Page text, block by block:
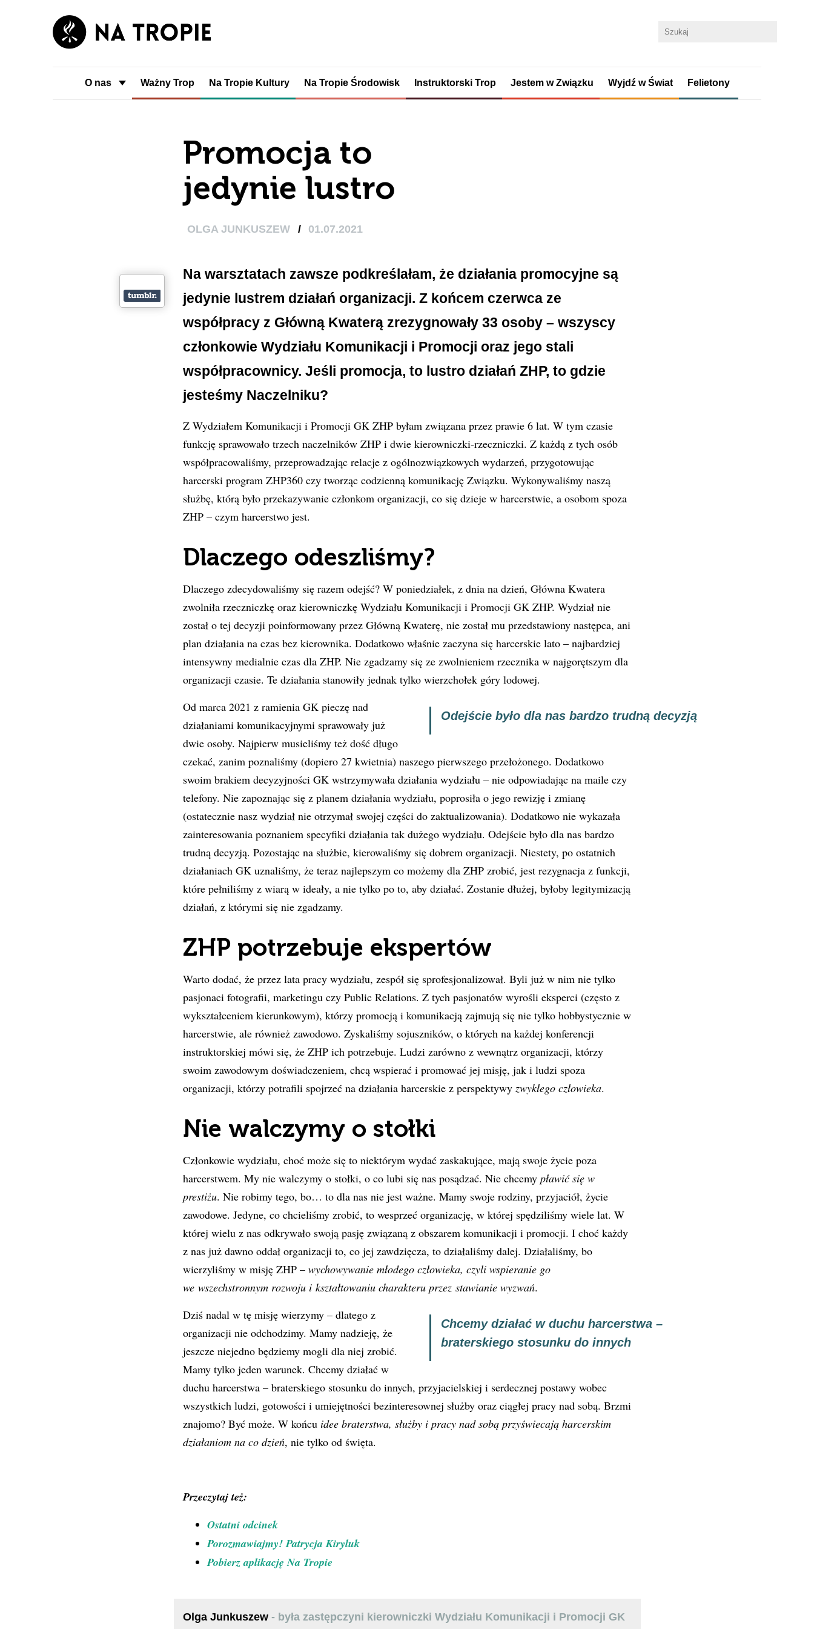
O nas Ważny Trop Na Tropie Kultury Na Tropie Środowisk Instruktorski Trop Jestem w Związku Wyjdź w Świat Felietony
Promocja to
jedynie lustro
OLGA JUNKUSZEW / 01.07.2021
Na warsztatach zawsze podkreślałam, że działania promocyjne są
jedynie lustrem działań organizacji. Z końcem czerwca ze
współpracy z Główną Kwaterą zrezygnowały 33 osoby – wszyscy
członkowie Wydziału Komunikacji i Promocji oraz jego stali
współpracownicy. Jeśli promocja, to lustro działań ZHP, to gdzie
jesteśmy Naczelniku?
Z Wydziałem Komunikacji i Promocji GK ZHP byłam związana przez prawie 6 lat. W tym czasie
funkcję sprawowało trzech naczelników ZHP i dwie kierowniczki-rzeczniczki. Z każdą z tych osób
współpracowaliśmy, przeprowadzając relacje z ogólnozwiązkowych wydarzeń, przygotowując
harcerski program ZHP360 czy tworząc codzienną komunikację Związku. Wykonywaliśmy naszą
służbę, którą było przekazywanie członkom organizacji, co się dzieje w harcerstwie, a osobom spoza
ZHP – czym harcerstwo jest.
Dlaczego odeszliśmy?
Dlaczego zdecydowaliśmy się razem odejść? W poniedziałek, z dnia na dzień, Główna Kwatera
zwolniła rzeczniczkę oraz kierowniczkę Wydziału Komunikacji i Promocji GK ZHP. Wydział nie
został o tej decyzji poinformowany przez Główną Kwaterę, nie został mu przedstawiony następca, ani
plan działania na czas bez kierownika. Dodatkowo właśnie zaczyna się harcerskie lato – najbardziej
intensywny medialnie czas dla ZHP. Nie zgadzamy się ze zwolnieniem rzecznika w najgorętszym dla
organizacji czasie. Te działania stanowiły jednak tylko wierzchołek góry lodowej.
Odejście było dla nas bardzo trudną decyzją
Od marca 2021 z ramienia GK pieczę nad
działaniami komunikacyjnymi sprawowały już
dwie osoby. Najpierw musieliśmy też dość długo
czekać, zanim poznaliśmy (dopiero 27 kwietnia) naszego pierwszego przełożonego. Dodatkowo
swoim brakiem decyzyjności GK wstrzymywała działania wydziału – nie odpowiadając na maile czy
telefony. Nie zapoznając się z planem działania wydziału, poprosiła o jego rewizję i zmianę
(ostatecznie nasz wydział nie otrzymał swojej części do zaktualizowania). Dodatkowo nie wykazała
zainteresowania poznaniem specyfiki działania tak dużego wydziału. Odejście było dla nas bardzo
trudną decyzją. Pozostając na służbie, kierowaliśmy się dobrem organizacji. Niestety, po ostatnich
działaniach GK uznaliśmy, że teraz najlepszym co możemy dla ZHP zrobić, jest rezygnacja z funkcji,
które pełniliśmy z wiarą w ideały, a nie tylko po to, aby działać. Zostanie dłużej, byłoby legitymizacją
działań, z którymi się nie zgadzamy.
ZHP potrzebuje ekspertów
Warto dodać, że przez lata pracy wydziału, zespół się sprofesjonalizował. Byli już w nim nie tylko
pasjonaci fotografii, marketingu czy Public Relations. Z tych pasjonatów wyrośli eksperci (często z
wykształceniem kierunkowym), którzy promocją i komunikacją zajmują się nie tylko hobbystycznie w
harcerstwie, ale również zawodowo. Zyskaliśmy sojuszników, o których na każdej konferencji
instruktorskiej mówi się, że ZHP ich potrzebuje. Ludzi zarówno z wewnątrz organizacji, którzy
swoim zawodowym doświadczeniem, chcą wspierać i promować jej misję, jak i ludzi spoza
organizacji, którzy potrafili spojrzeć na działania harcerskie z perspektywy zwykłego człowieka.
Nie walczymy o stołki
Członkowie wydziału, choć może się to niektórym wydać zaskakujące, mają swoje życie poza
harcerstwem. My nie walczymy o stołki, o co lubi się nas posądzać. Nie chcemy pławić się w
prestiżu. Nie robimy tego, bo… to dla nas nie jest ważne. Mamy swoje rodziny, przyjaciół, życie
zawodowe. Jedyne, co chcieliśmy zrobić, to wesprzeć organizację, w której spędziliśmy wiele lat. W
której wielu z nas odkrywało swoją pasję związaną z obszarem komunikacji i promocji. I choć każdy
z nas już dawno oddał organizacji to, co jej zawdzięcza, to działaliśmy dalej. Działaliśmy, bo
wierzyliśmy w misję ZHP – wychowywanie młodego człowieka, czyli wspieranie go
we wszechstronnym rozwoju i kształtowaniu charakteru przez stawianie wyzwań.
Chcemy działać w duchu harcerstwa –
braterskiego stosunku do innych
Dziś nadal w tę misję wierzymy – dlatego z
organizacji nie odchodzimy. Mamy nadzieję, że
jeszcze niejedno będziemy mogli dla niej zrobić.
Mamy tylko jeden warunek. Chcemy działać w
duchu harcerstwa – braterskiego stosunku do innych, przyjacielskiej i serdecznej postawy wobec
wszystkich ludzi, gotowości i umiejętności bezinteresownej służby oraz ciągłej pracy nad sobą. Brzmi
znajomo? Być może. W końcu idee braterstwa, służby i pracy nad sobą przyświecają harcerskim
działaniom na co dzień, nie tylko od święta.
Przeczytaj też:
Ostatni odcinek
Porozmawiajmy! Patrycja Kiryluk
Pobierz aplikację Na Tropie
Olga Junkuszew- była zastępczyni kierowniczki Wydziału Komunikacji i Promocji GK